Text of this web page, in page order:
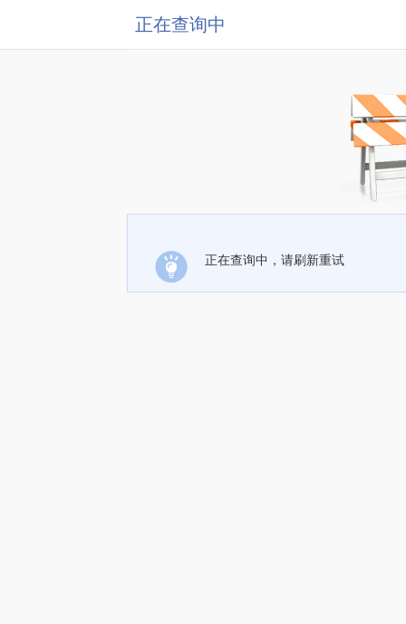
正在查询中
正在查询中，请刷新重试